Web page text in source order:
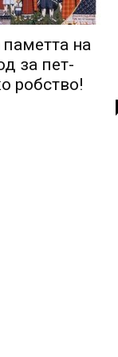
на
за пет-
робство!